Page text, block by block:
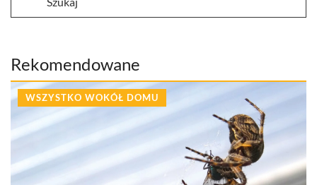
Rekomendowane
WSZYSTKO WOKÓŁ DOMU